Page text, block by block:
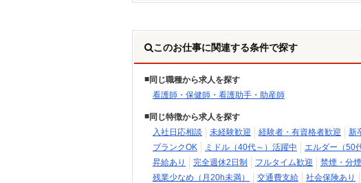
このお仕事に関連する条件で探す
同じ職種から求人を探す
看護師・保健師・看護助手・助産師
同じ特徴から求人を探す
入社日応相談
未経験歓迎 経験者・有資格者歓迎 新
ブランクOK
ミドル（40代～）活躍中 エルダー（50
昇給あり
完全週休2日制 フルタイム歓迎 禁煙・分煙
残業少なめ（月20h未満）
交通費支給 社会保険あり